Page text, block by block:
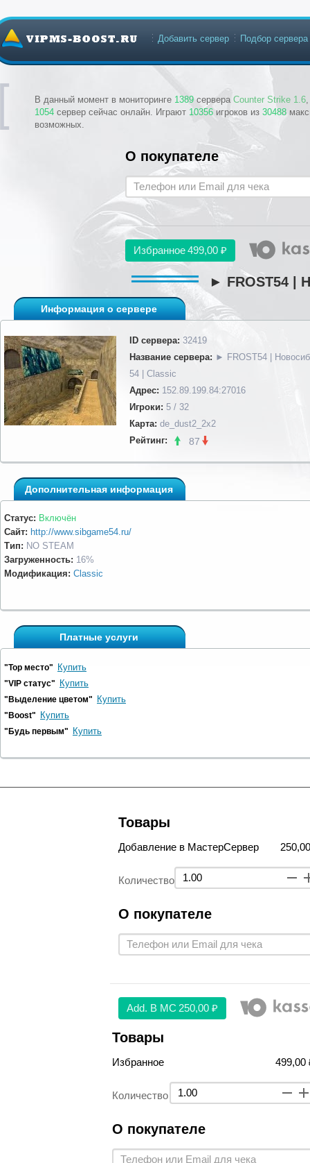
В данный момент в мониторинге 1389 сервера Counter Strike 1.6
1054 сервер сейчас онлайн. Играют 10356 игроков из 30488
возможных.
Добавить сервер Подбор сервера
О покупателе
Избранное499,00 ₽
► FROST54 |
Информация о сервере
ID сервера: 32419
Название сервера: ► FROST54 |
54 | Classic
Адрес: 152.89.199.84:27016
Игроки: 5 / 32
Карта: de_dust2_2x2
Рейтинг:
87
Дополнительная информация
Статус: Включён
Сайт: http://www.sibgame54.ru/
Тип: NO STEAM
Загруженность: 16%
Модификация: Classic
Платные услуги
"Top место" Купить
"VIP статус" Купить
"Выделение цветом" Купить
"Boost" Купить
"Будь первым" Купить
Товары
Добавление в МастерСервер
Количество
О покупателе
Аdd. В МС 250,00 ₽
Товары
Избранное 499,00
Количество
О покупателе